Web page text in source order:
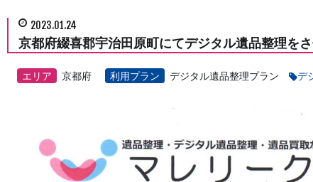
2023.01.24
京都府綴喜郡宇治田原町にてデジタル遺品整理をさ
エリア 京都府 利用プラン デジタル遺品整理プラン デ